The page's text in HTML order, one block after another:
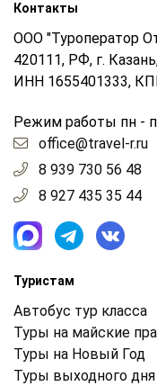
Контакты
ООО "Туроператор
420111, РФ, г.
ИНН 1655401333,
Режим работы пн -
office@travel-r.ru
8 939 730 56 48
8 927 435 35 44
Туристам
Автобус тур класса
Туры на майские
Туры на Новый Год
Туры выходного дня